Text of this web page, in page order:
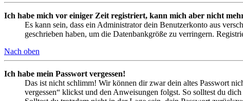
Ich habe mich vor einiger Zeit registriert, kann mich aber nicht
Es kann sein, dass ein Administrator dein Benutzerkonto aus
geschrieben haben, um die Datenbankgröße zu verringern.
Nach oben
Ich habe mein Passwort vergessen!
Das ist nicht schlimm! Wir können dir zwar dein altes Passwort
vergessen“ klickst und den Anweisungen folgst. So solltest du